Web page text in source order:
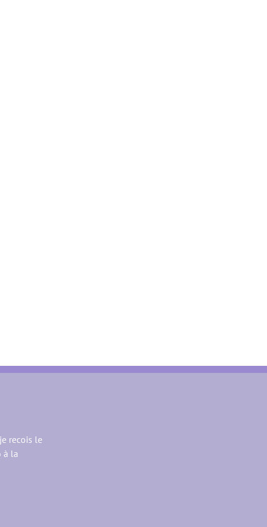
recois le
à la